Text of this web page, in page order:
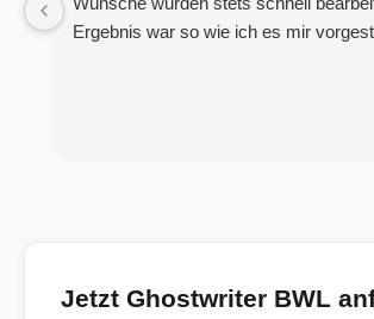
Ergebnis war so wie ich es mir
Jetzt Ghostwriter BWL